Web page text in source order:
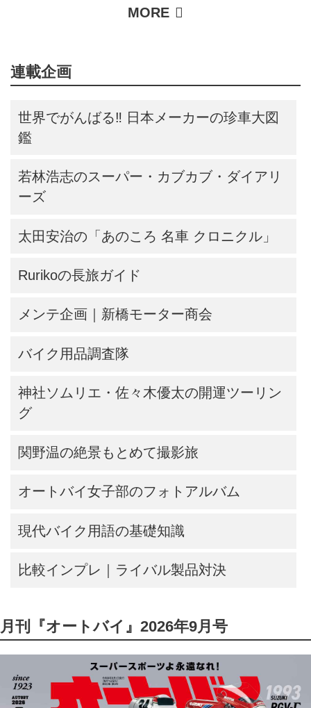
連載企画
世界でがんばる‼ 日本メーカーの珍車大図
鑑
若林浩志のスーパー・カブカブ・ダイアリ
ーズ
太田安治の「あのころ 名車 クロニクル」
Rurikoの長旅ガイド
メンテ企画｜新橋モーター商会
バイク用品調査隊
神社ソムリエ・佐々木優太の開運ツーリン
グ
関野温の絶景もとめて撮影旅
オートバイ女子部のフォトアルバム
現代バイク用語の基礎知識
比較インプレ｜ライバル製品対決
月刊『オートバイ』2026年9月号